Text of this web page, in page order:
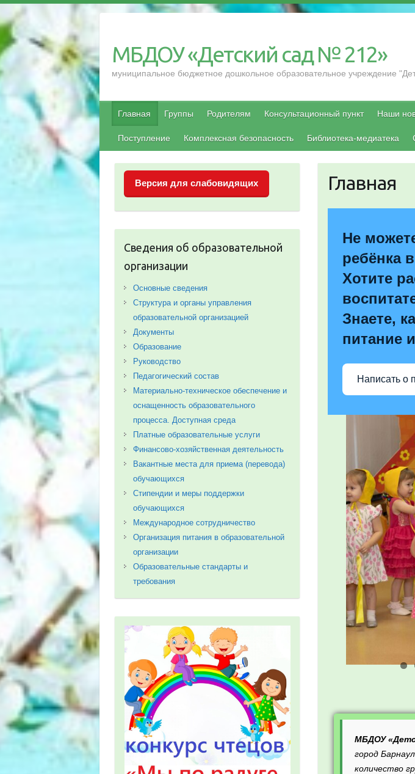
Перейти
к
содержимому
МБДОУ «Детский сад № 212»
муниципальное бюджетное дошкольное образовательное учреждение
Главная Группы Родителям Консультационный пункт Наши
Поступление Комплексная безопасность Библиотека-медиатека
Главная
Не
ребёнка
Хотите
Знаете,
питание
Написать о
МБДОУ
город
количество
Версия для слабовидящих
Сведения об образовательной
организации
Основные сведения
Структура и органы управления
образовательной организацией
Документы
Образование
Руководство
Педагогический состав
Материально-техническое обеспечение и
оснащенность образовательного
процесса. Доступная среда
Платные образовательные услуги
Финансово-хозяйственная деятельность
Вакантные места для приема (перевода)
обучающихся
Стипендии и меры поддержки
обучающихся
Международное сотрудничество
Организация питания в образовательной
организации
Образовательные стандарты и
требования